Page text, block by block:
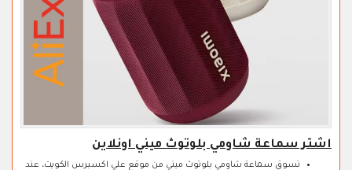
اشتر سماعة شاومي بلوتوث ميني اونلاين
تسوق سماعة شاومي بلوتوث ميني من موقع علي اكسبرس الكويت، عند